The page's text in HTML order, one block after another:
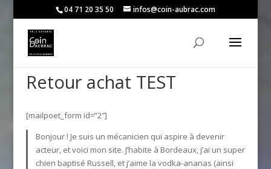
04 71 20 35 50 infos@coin-aubrac.com
Retour achat TEST
[mailpoet_form id=”2″]
Bonjour ! Je suis un mécanicien qui aspire à devenir
acteur, et voici mon site. J’habite à Bordeaux, j’ai un super
chien baptisé Russell, et j’aime la vodka-ananas (ainsi